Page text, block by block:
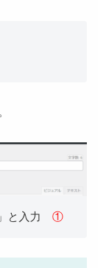
と入力 ①